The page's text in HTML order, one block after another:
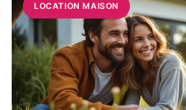
LOCATION MAISON